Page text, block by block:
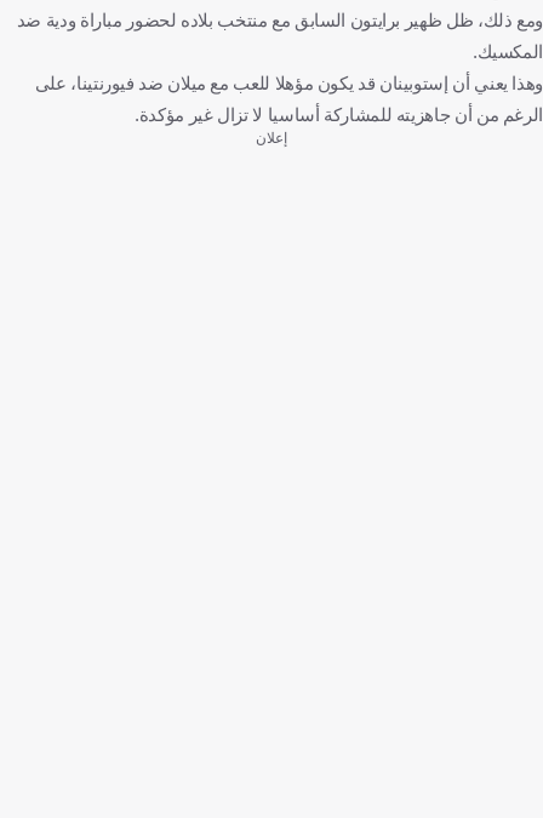
ومع ذلك، ظل ظهير برايتون السابق مع منتخب بلاده لحضور مباراة ودية ضد
المكسيك.
وهذا يعني أن إستوبينان قد يكون مؤهلا للعب مع ميلان ضد فيورنتينا، على
الرغم من أن جاهزيته للمشاركة أساسيا لا تزال غير مؤكدة.
إعلان